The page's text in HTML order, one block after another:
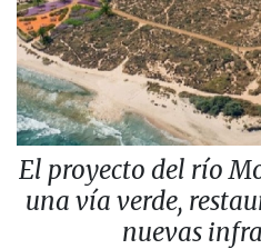
El proyecto del río
una vía verde,
nuevas